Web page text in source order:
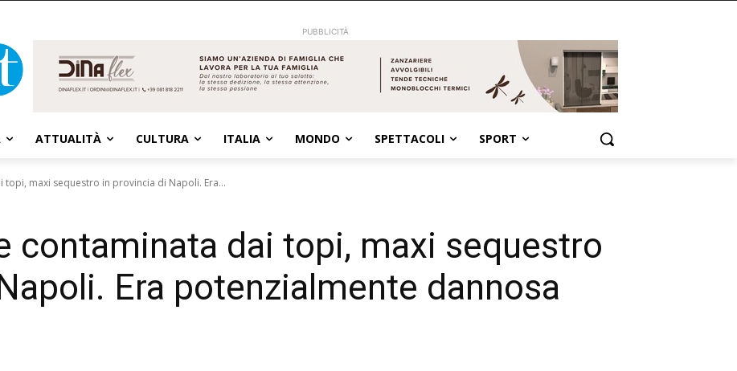
PUBBLICITÀ
ATTUALITÀ CULTURA ITALIA MONDO SPETTACOLI SPORT
maxi sequestro in provincia di Napoli. Era...
contaminata dai topi, maxi sequestro
Era potenzialmente dannosa